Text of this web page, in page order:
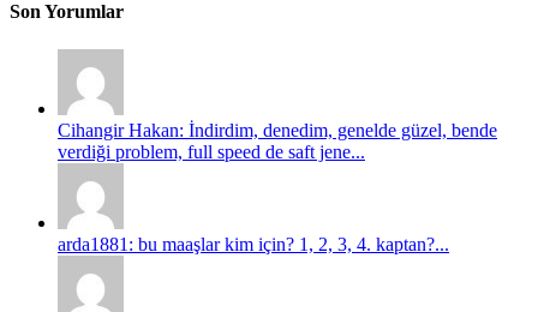
Son Yorumlar
Cihangir Hakan: İndirdim, denedim, genelde güzel, bende
verdiği problem, full speed de saft jene...
arda1881: bu maaşlar kim için? 1, 2, 3, 4. kaptan?...